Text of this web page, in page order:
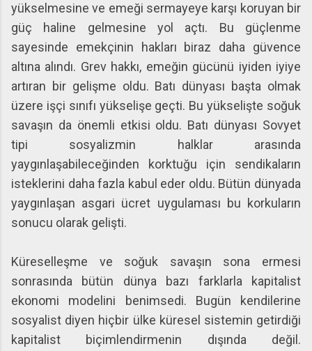
yükselmesine ve emeği sermayeye karşı koruyan bir
güç haline gelmesine yol açtı. Bu güçlenme
sayesinde emekçinin hakları biraz daha güvence
altına alındı. Grev hakkı, emeğin gücünü iyiden iyiye
artıran bir gelişme oldu. Batı dünyası başta olmak
üzere işçi sınıfı yükselişe geçti. Bu yükselişte soğuk
savaşın da önemli etkisi oldu. Batı dünyası Sovyet
tipi sosyalizmin halklar arasında
yaygınlaşabileceğinden korktuğu için sendikaların
isteklerini daha fazla kabul eder oldu. Bütün dünyada
yaygınlaşan asgari ücret uygulaması bu korkuların
sonucu olarak gelişti.
Küreselleşme ve soğuk savaşın sona ermesi
sonrasında bütün dünya bazı farklarla kapitalist
ekonomi modelini benimsedi. Bugün kendilerine
sosyalist diyen hiçbir ülke küresel sistemin getirdiği
kapitalist biçimlendirmenin dışında değil.